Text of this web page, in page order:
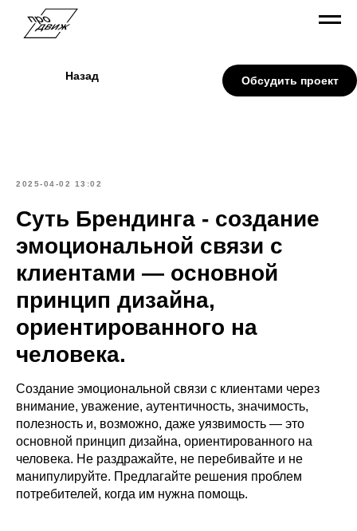
Назад Обсудить проект
2025-04-02 13:02
Суть Брендинга - создание
эмоциональной связи с
клиентами — основной
принцип дизайна,
ориентированного на
человека.
Создание эмоциональной связи с клиентами через
внимание, уважение, аутентичность, значимость,
полезность и, возможно, даже уязвимость — это
основной принцип дизайна, ориентированного на
человека. Не раздражайте, не перебивайте и не
манипулируйте. Предлагайте решения проблем
потребителей, когда им нужна помощь.